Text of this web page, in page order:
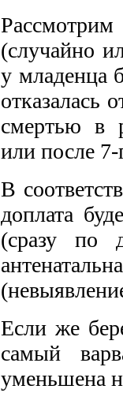
(случайно
у младенца
отказалась
смертью в
или после
В
доплата
(сразу по
Если же
самый
уменьшена